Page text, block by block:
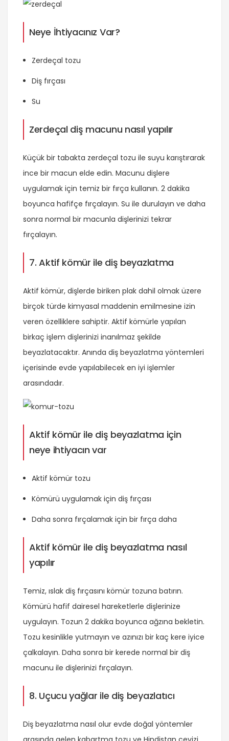
Neye İhtiyacınız Var?
Zerdeçal tozu
Diş fırçası
Su
Zerdeçal diş macunu nasıl yapılır
Küçük bir tabakta zerdeçal tozu ile suyu karıştırarak
ince bir macun elde edin. Macunu dişlere
uygulamak için temiz bir fırça kullanın. 2 dakika
boyunca hafifçe fırçalayın. Su ile durulayın ve daha
sonra normal bir macunla dişlerinizi tekrar
fırçalayın.
7. Aktif kömür ile diş beyazlatma
Aktif kömür, dişlerde biriken plak dahil olmak üzere
birçok türde kimyasal maddenin emilmesine izin
veren özelliklere sahiptir. Aktif kömürle yapılan
birkaç işlem dişlerinizi inanılmaz şekilde
beyazlatacaktır. Anında diş beyazlatma yöntemleri
içerisinde evde yapılabilecek en iyi işlemler
arasındadır.
Aktif kömür ile diş beyazlatma için
neye ihtiyacın var
Aktif kömür tozu
Kömürü uygulamak için diş fırçası
Daha sonra fırçalamak için bir fırça daha
Aktif kömür ile diş beyazlatma nasıl
yapılır
Temiz, ıslak diş fırçasını kömür tozuna batırın.
Kömürü hafif dairesel hareketlerle dişlerinize
uygulayın. Tozun 2 dakika boyunca ağzına bekletin.
Tozu kesinlikle yutmayın ve azınızı bir kaç kere iyice
çalkalayın. Daha sonra bir kerede normal bir diş
macunu ile dişlerinizi fırçalayın.
8. Uçucu yağlar ile diş beyazlatıcı
Diş beyazlatma nasıl olur evde doğal yöntemler